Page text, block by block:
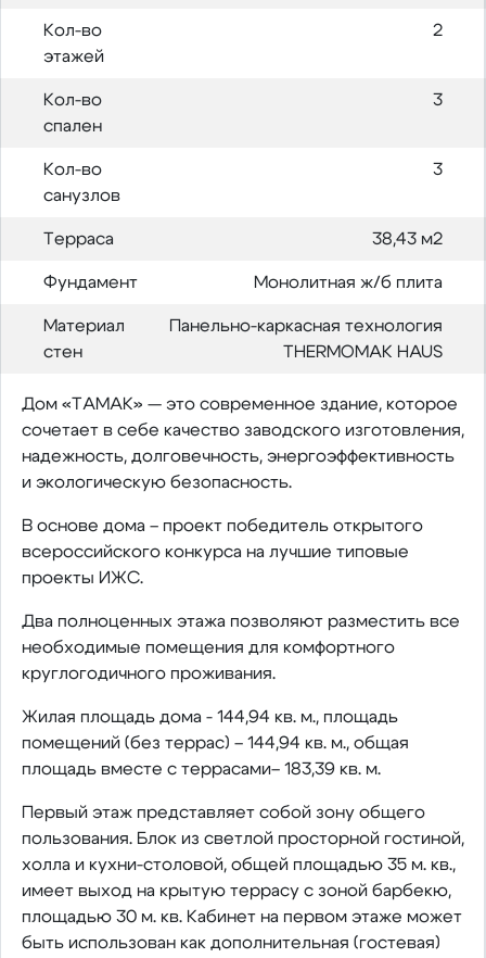
Кол-во
этажей
2
Кол-во
спален
3
Кол-во
санузлов
3
Терраса 38,43 м2
Фундамент Монолитная ж/б плита
Материал
стен
Панельно-каркасная технология
ТHERMOMAK НAUS
Дом «ТАМАК» — это современное здание, которое
сочетает в себе качество заводского изготовления,
надежность, долговечность, энергоэффективность
и экологическую безопасность.
В основе дома – проект победитель открытого
всероссийского конкурса на лучшие типовые
проекты ИЖС.
Два полноценных этажа позволяют разместить все
необходимые помещения для комфортного
круглогодичного проживания.
Жилая площадь дома - 144,94 кв. м., площадь
помещений (без террас) – 144,94 кв. м., общая
площадь вместе с террасами– 183,39 кв. м.
Первый этаж представляет собой зону общего
пользования. Блок из светлой просторной гостиной,
холла и кухни-столовой, общей площадью 35 м. кв.,
имеет выход на крытую террасу с зоной барбекю,
площадью 30 м. кв. Кабинет на первом этаже может
быть использован как дополнительная (гостевая)